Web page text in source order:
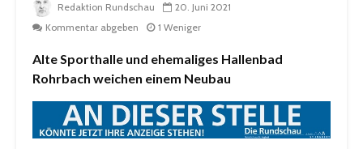
Redaktion Rundschau
20. Juni 2021
Kommentar abgeben
1 Weniger
Alte Sporthalle und ehemaliges Hallenbad
Rohrbach weichen einem Neubau